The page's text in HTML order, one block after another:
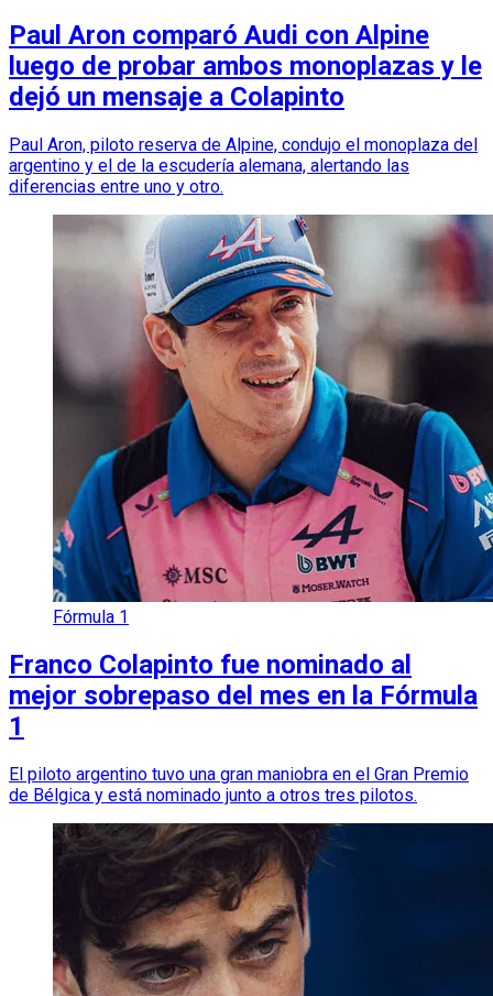
Paul Aron comparó Audi con Alpine
luego de probar ambos monoplazas y le
dejó un mensaje a Colapinto
Paul Aron, piloto reserva de Alpine, condujo el monoplaza del
argentino y el de la escudería alemana, alertando las
diferencias entre uno y otro.
Fórmula 1
Franco Colapinto fue nominado al
mejor sobrepaso del mes en la Fórmula
1
El piloto argentino tuvo una gran maniobra en el Gran Premio
de Bélgica y está nominado junto a otros tres pilotos.